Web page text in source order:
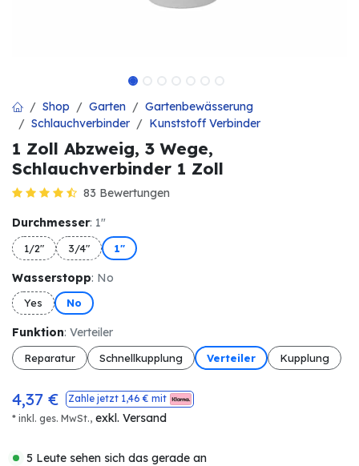
Shop Garten
Gartenbewässerung
Schlauchverbinder
Kunststoff Verbinder
1 Zoll Abzweig, 3 Wege,
Schlauchverbinder 1 Zoll
83 Bewertungen
Durchmesser: 1"
1/2" 3/4" 1"
Wasserstopp: No
Yes No
Funktion: Verteiler
Reparatur Schnellkupplung Verteiler Kupplung
4,37 € Zahle jetzt 1,46 € mit
* inkl. ges. MwSt., exkl. Versand
5 Leute sehen sich das gerade an